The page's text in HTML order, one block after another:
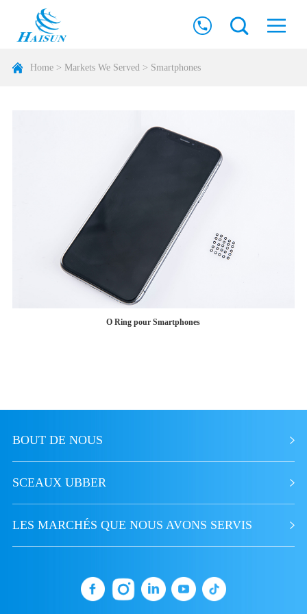
Home> Markets We Served > Smartphones
O Ring pour Smartphones
BOUT DE NOUS
SCEAUX UBBER
LES MARCHÉS QUE NOUS AVONS SERVIS